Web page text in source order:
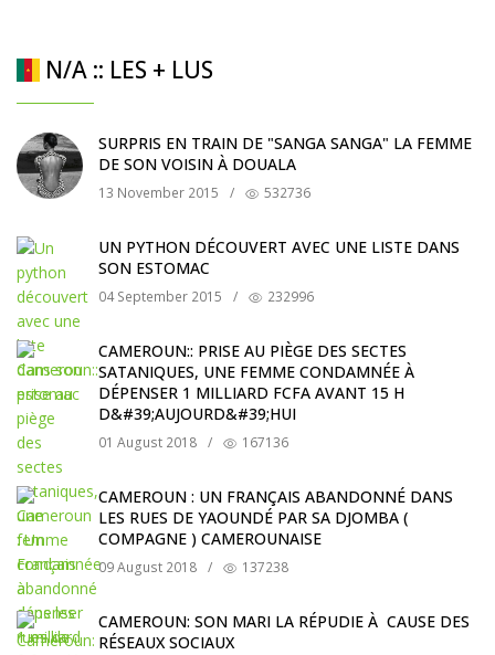
N/A :: LES + LUS
SURPRIS EN TRAIN DE "SANGA SANGA" LA FEMME
DE SON VOISIN À DOUALA
13 November 2015 / 532736
UN PYTHON DÉCOUVERT AVEC UNE LISTE DANS
SON ESTOMAC
04 September 2015 / 232996
CAMEROUN:: PRISE AU PIÈGE DES SECTES
SATANIQUES, UNE FEMME CONDAMNÉE À
DÉPENSER 1 MILLIARD FCFA AVANT 15 H
D&#39;AUJOURD&#39;HUI
01 August 2018 / 167136
CAMEROUN : UN FRANÇAIS ABANDONNÉ DANS
LES RUES DE YAOUNDÉ PAR SA DJOMBA (
COMPAGNE ) CAMEROUNAISE
09 August 2018 / 137238
CAMEROUN: SON MARI LA RÉPUDIE À CAUSE DES
RÉSEAUX SOCIAUX